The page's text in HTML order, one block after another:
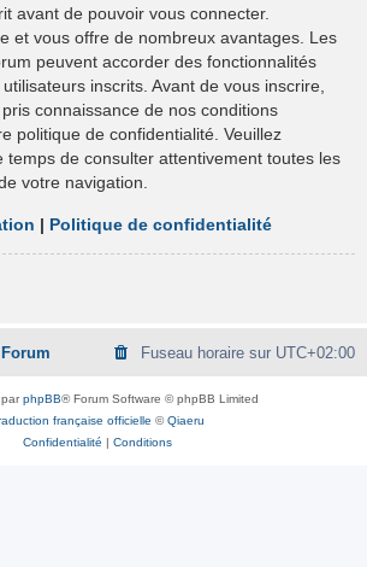
avant de pouvoir vous connecter.
et vous offre de nombreux avantages. Les
peuvent accorder des fonctionnalités
inscrits. Avant de vous inscrire,
connaissance de nos conditions
politique de confidentialité. Veuillez
temps de consulter attentivement toutes les
votre navigation.
| Politique de confidentialité
Forum Fuseau horaire sur UTC+02:00
parphpBB® Forum Software © phpBB Limited
française officielle ©Qiaeru
Confidentialité | Conditions